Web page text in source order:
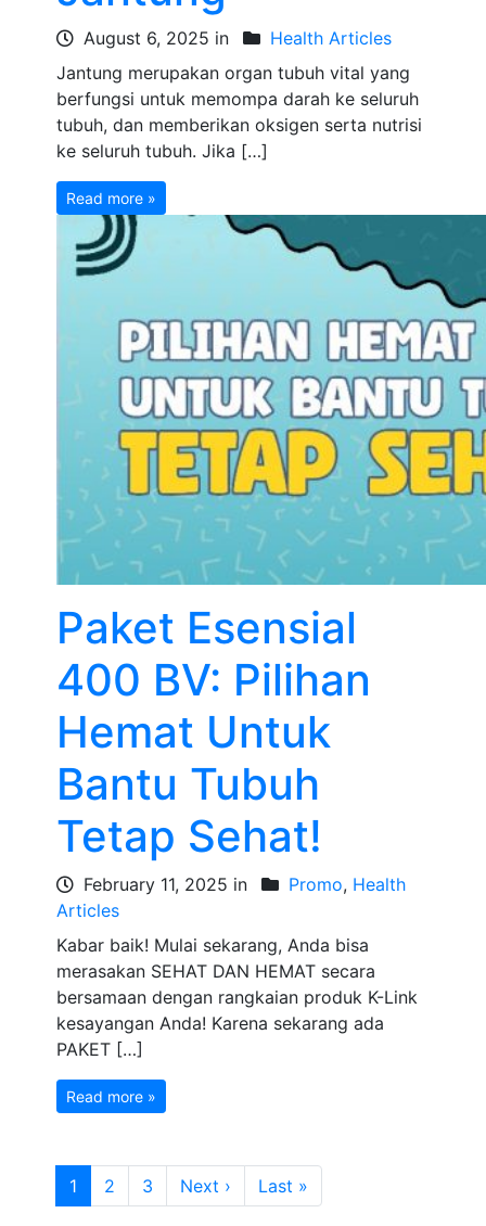
August 6, 2025 in
Health Articles
Jantung merupakan organ tubuh vital yang
berfungsi untuk memompa darah ke seluruh
tubuh, dan memberikan oksigen serta nutrisi
ke seluruh tubuh. Jika […]
Read more »
Paket Esensial
400 BV: Pilihan
Hemat Untuk
Bantu Tubuh
Tetap Sehat!
February 11, 2025 in Promo, Health
Articles
Kabar baik! Mulai sekarang, Anda bisa
merasakan SEHAT DAN HEMAT secara
bersamaan dengan rangkaian produk K-Link
kesayangan Anda! Karena sekarang ada
PAKET […]
Read more »
Page navigation
Current Page
1 Page
2 Page
3 Next › Last »